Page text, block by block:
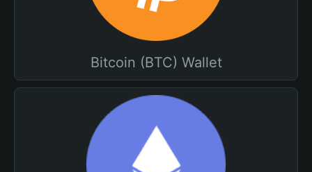
Bitcoin (BTC) Wallet